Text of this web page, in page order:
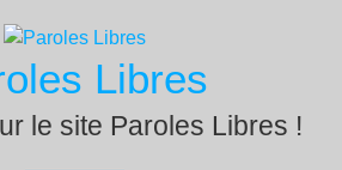
Libres
le site Paroles Libres !